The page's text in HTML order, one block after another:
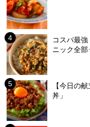
コスパ最
ニック全部
【今日の
丼」